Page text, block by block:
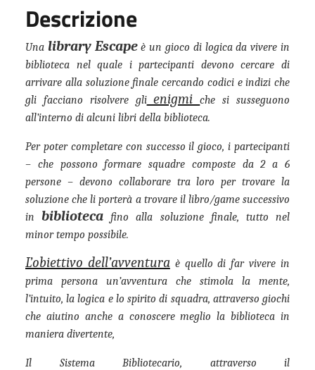
Descrizione
Una library Escapeè un gioco di logica da vivere in
biblioteca nel quale i partecipanti devono cercare di
arrivare alla soluzione finale cercando codici e indizi che
gli facciano risolvere glienigmiche si susseguono
all’interno di alcuni libri della biblioteca.
Per poter completare con successo il gioco, i partecipanti
– che possono formare squadre composte da 2 a 6
persone – devono collaborare tra loro per trovare la
soluzione che li porterà a trovare il libro/game successivo
in
biblioteca fino alla soluzione finale, tutto nel
minor tempo possibile.
L’obiettivo dell’avventuraè quello di far vivere in
prima persona un’avventura che stimola la mente,
l’intuito, la logica e lo spirito di squadra, attraverso giochi
che aiutino anche a conoscere meglio la biblioteca in
maniera divertente,
Il Sistema Bibliotecario, attraverso il